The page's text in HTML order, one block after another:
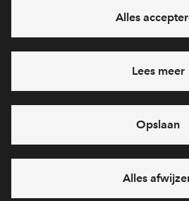
Interesse? Meld je
Heb je een vraag en wil je direct